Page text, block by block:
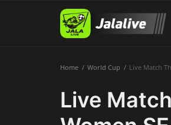
Home World Cup Live Match
Live